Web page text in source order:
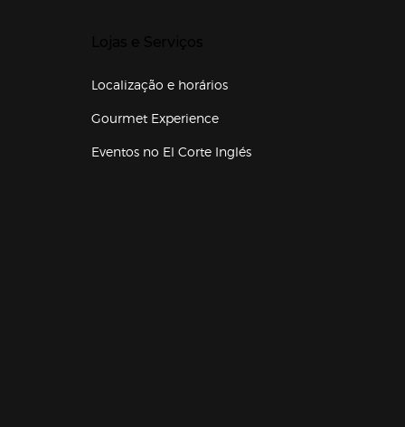
Localização e horários
Gourmet Experience
Eventos no El Corte Inglés